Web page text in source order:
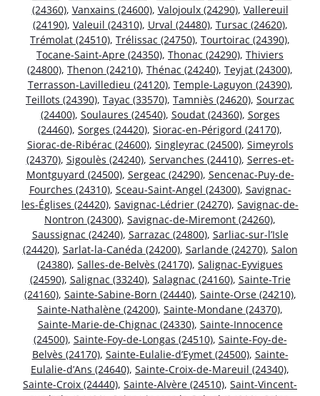
(24360), Vanxains (24600), Valojoulx (24290), Vallereuil
(24190), Valeuil (24310), Urval (24480), Tursac (24620),
Trémolat (24510), Trélissac (24750), Tourtoirac (24390),
Tocane-Saint-Apre (24350), Thonac (24290), Thiviers
(24800), Thenon (24210), Thénac (24240), Teyjat (24300),
Terrasson-Lavilledieu (24120), Temple-Laguyon (24390),
Teillots (24390), Tayac (33570), Tamniès (24620), Sourzac
(24400), Soulaures (24540), Soudat (24360), Sorges
(24460), Sorges (24420), Siorac-en-Périgord (24170),
Siorac-de-Ribérac (24600), Singleyrac (24500), Simeyrols
(24370), Sigoulès (24240), Servanches (24410), Serres-et-
Montguyard (24500), Sergeac (24290), Sencenac-Puy-de-
Fourches (24310), Sceau-Saint-Angel (24300), Savignac-
les-Églises (24420), Savignac-Lédrier (24270), Savignac-de-
Nontron (24300), Savignac-de-Miremont (24260),
Saussignac (24240), Sarrazac (24800), Sarliac-sur-l’Isle
(24420), Sarlat-la-Canéda (24200), Sarlande (24270), Salon
(24380), Salles-de-Belvès (24170), Salignac-Eyvigues
(24590), Salignac (33240), Salagnac (24160), Sainte-Trie
(24160), Sainte-Sabine-Born (24440), Sainte-Orse (24210),
Sainte-Nathalène (24200), Sainte-Mondane (24370),
Sainte-Marie-de-Chignac (24330), Sainte-Innocence
(24500), Sainte-Foy-de-Longas (24510), Sainte-Foy-de-
Belvès (24170), Sainte-Eulalie-d’Eymet (24500), Sainte-
Eulalie-d’Ans (24640), Sainte-Croix-de-Mareuil (24340),
Sainte-Croix (24440), Sainte-Alvère (24510), Saint-Vincent-